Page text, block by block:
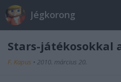
Jégkorong
Stars-játékosokkal
F. Kapus • 2010. március 20.